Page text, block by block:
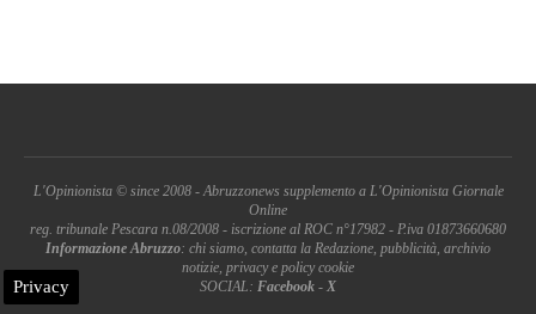
L'Opinionista © since 2008 - Abruzzonews supplemento a L'Opinionista Giornale
Online
reg. tribunale Pescara n.08/2008 - iscrizione al ROC n°17982 - P.iva 01873660680
Informazione Abruzzo: chi siamo, contatta la Redazione, pubblicità, archivio
notizie, privacy e policy cookie
SOCIAL: Facebook - X
Privacy